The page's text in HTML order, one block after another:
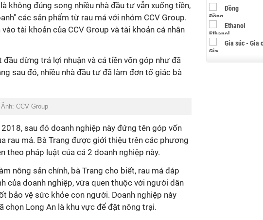
không đúng song nhiều nhà đầu tư vẫn xuống tiền,
các sản phẩm từ rau má với nhóm CCV Group.
tài khoản của CCV Group và tài khoản cá nhân
dừng trả lợi nhuận và cả tiền vốn góp như đã
sau đó, nhiều nhà đầu tư đã làm đơn tố giác bà
CCV Group
sau đó doanh nghiệp này đứng tên góp vốn
rau má. Bà Trang được giới thiệu trên các phương
theo pháp luật của cả 2 doanh nghiệp này.
nông sản chính, bà Trang cho biết, rau má đáp
của doanh nghiệp, vừa quen thuộc với người dân
bảo vệ sức khỏe con người. Doanh nghiệp này
chọn Long An là khu vực để đặt nông trại.
Đồng
Ethanol
Gia súc - Gia